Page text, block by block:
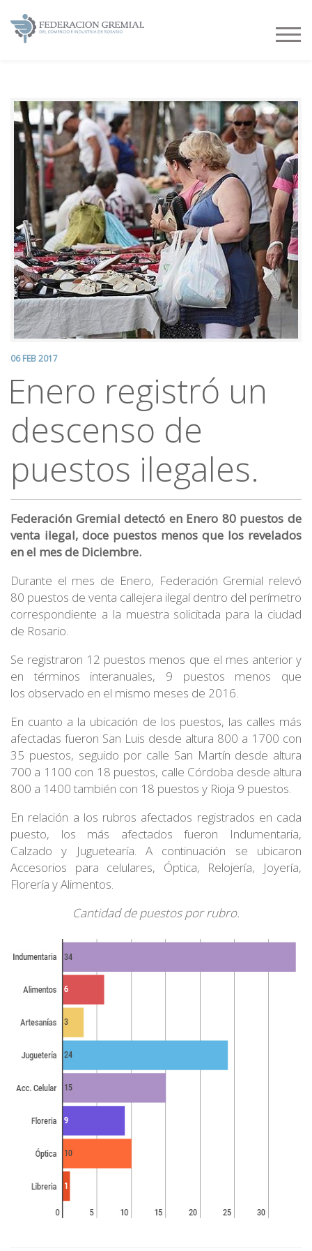
06 FEB 2017
Enero registró un
descenso de
puestos ilegales.
Federación Gremial detectó en Enero 80 puestos de
venta ilegal, doce puestos menos que los revelados
en el mes de Diciembre.
Durante el mes de Enero, Federación Gremial relevó
80 puestos de venta callejera ilegal dentro del perímetro
correspondiente a la muestra solicitada para la ciudad
de Rosario.
Se registraron 12 puestos menos que el mes anterior y
en términos interanuales, 9 puestos menos que
los observado en el mismo meses de 2016.
En cuanto a la ubicación de los puestos, las calles más
afectadas fueron San Luis desde altura 800 a 1700 con
35 puestos, seguido por calle San Martín desde altura
700 a 1100 con 18 puestos, calle Córdoba desde altura
800 a 1400 también con 18 puestos y Rioja 9 puestos.
En relación a los rubros afectados registrados en cada
puesto, los más afectados fueron Indumentaria,
Calzado y Juguetearía. A continuación se ubicaron
Accesorios para celulares, Óptica, Relojería, Joyería,
Florería y Alimentos.
Cantidad de puestos por rubro.